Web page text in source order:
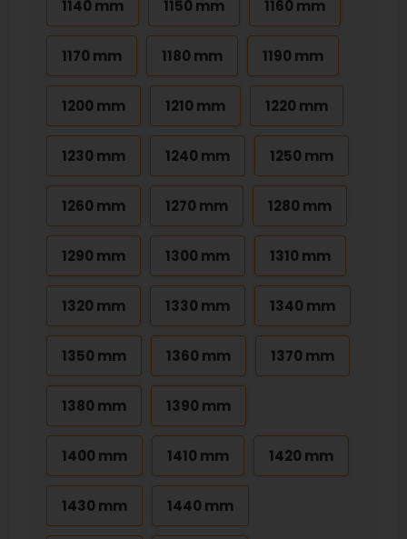
1140 mm 1150 mm 1160 mm
1170 mm 1180 mm 1190 mm
1200 mm 1210 mm 1220 mm
1230 mm 1240 mm 1250 mm
1260 mm 1270 mm 1280 mm
1290 mm 1300 mm 1310 mm
1320 mm 1330 mm 1340 mm
1350 mm 1360 mm 1370 mm
1380 mm 1390 mm
1400 mm 1410 mm 1420 mm
1430 mm 1440 mm